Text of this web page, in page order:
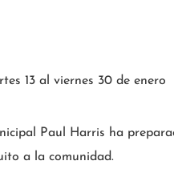
13 al viernes 30 de enero
Paul Harris ha
a la comunidad.